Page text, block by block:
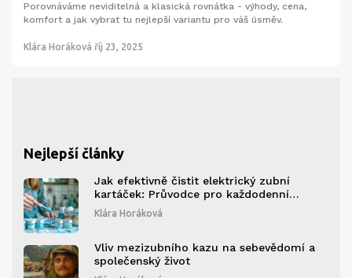
Porovnáváme neviditelná a klasická rovnátka - výhody, cena,
komfort a jak vybrat tu nejlepší variantu pro váš úsměv.
Klára Horáková říj 23, 2025
Nejlepší články
Jak efektivně čistit elektrický zubní
kartáček: Průvodce pro každodenní
použití
Klára Horáková
Vliv mezizubního kazu na sebevědomí a
společenský život